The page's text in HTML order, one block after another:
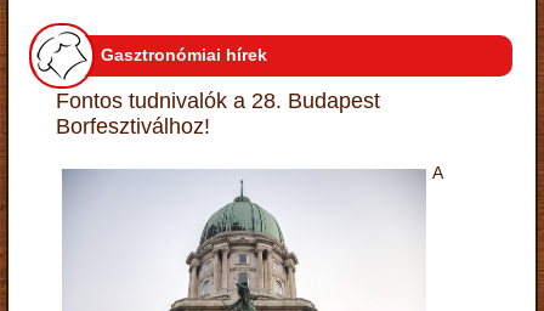
Gasztronómiai hírek
Fontos tudnivalók a 28. Budapest
Borfesztiválhoz!
A